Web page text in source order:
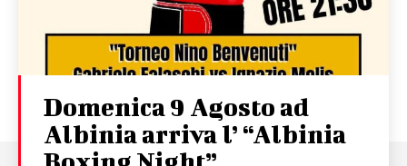
Domenica 9 Agosto ad
Albinia arriva l’ “Albinia